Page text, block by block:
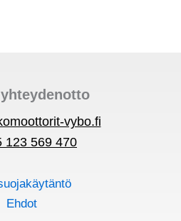
vybo.fi
123 569 470
Ehdot